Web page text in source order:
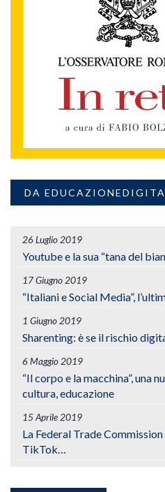
DA
26 Luglio 2019
Youtube e la sua “tana del
17 Giugno 2019
“Italiani e Social Media”,
1 Giugno 2019
Sharenting: è se il rischio
6 Maggio 2019
“Il corpo e la macchina”, una
cultura, educazione
15 Aprile 2019
La Federal Trade
TikTok…